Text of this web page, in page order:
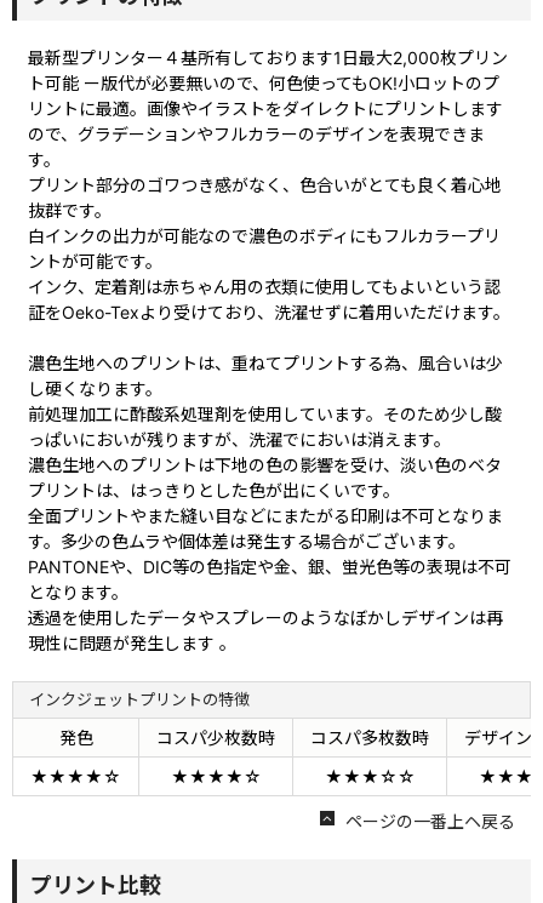
最新型プリンター４基所有しております1日最大2,000枚プリン
ト可能 ー版代が必要無いので、何色使ってもOK!小ロットのプ
リントに最適。画像やイラストをダイレクトにプリントします
ので、グラデーションやフルカラーのデザインを表現できま
す。
プリント部分のゴワつき感がなく、色合いがとても良く着心地
抜群です。
白インクの出力が可能なので濃色のボディにもフルカラープリ
ントが可能です。
インク、定着剤は赤ちゃん用の衣類に使用してもよいという認
証をOeko-Texより受けており、洗濯せずに着用いただけます。
濃色生地へのプリントは、重ねてプリントする為、風合いは少
し硬くなります。
前処理加工に酢酸系処理剤を使用しています。そのため少し酸
っぱいにおいが残りますが、洗濯でにおいは消えます。
濃色生地へのプリントは下地の色の影響を受け、淡い色のベタ
プリントは、はっきりとした色が出にくいです。
全面プリントやまた縫い目などにまたがる印刷は不可となりま
す。多少の色ムラや個体差は発生する場合がございます。
PANTONEや、DIC等の色指定や金、銀、蛍光色等の表現は不可
となります。
透過を使用したデータやスプレーのようなぼかしデザインは再
現性に問題が発生します 。
インクジェットプリントの特徴
発色 コスパ少枚数時 コスパ多枚数時
デザイン
★★★★☆
★★★★☆ ★★★☆☆
ページの一番上ヘ戻る
プリント比較